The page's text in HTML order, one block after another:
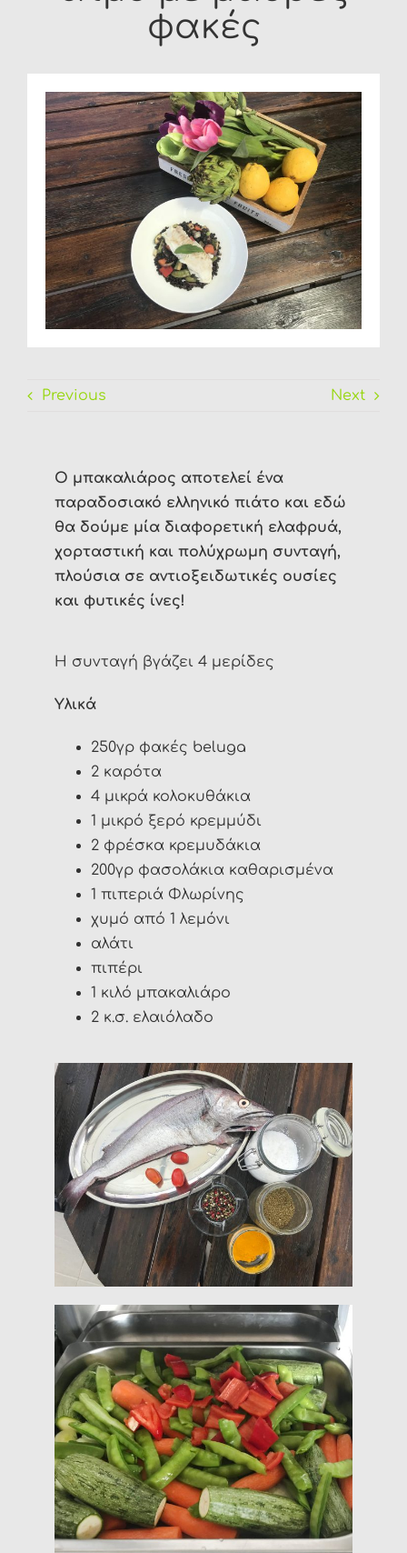
φακές
Previous Next
Ο μπακαλιάρος αποτελεί ένα
παραδοσιακό ελληνικό πιάτο και εδώ
θα δούμε μία διαφορετική ελαφρυά,
χορταστική και πολύχρωμη συνταγή,
πλούσια σε αντιοξειδωτικές ουσίες
και φυτικές ίνες!
Η συνταγή βγάζει 4 μερίδες
Υλικά
250γρ φακές beluga
2 καρότα
4 μικρά κολοκυθάκια
1 μικρό ξερό κρεμμύδι
2 φρέσκα κρεμυδάκια
200γρ φασολάκια καθαρισμένα
1 πιπεριά Φλωρίνης
χυμό από 1 λεμόνι
αλάτι
πιπέρι
1 κιλό μπακαλιάρο
2 κ.σ. ελαιόλαδο